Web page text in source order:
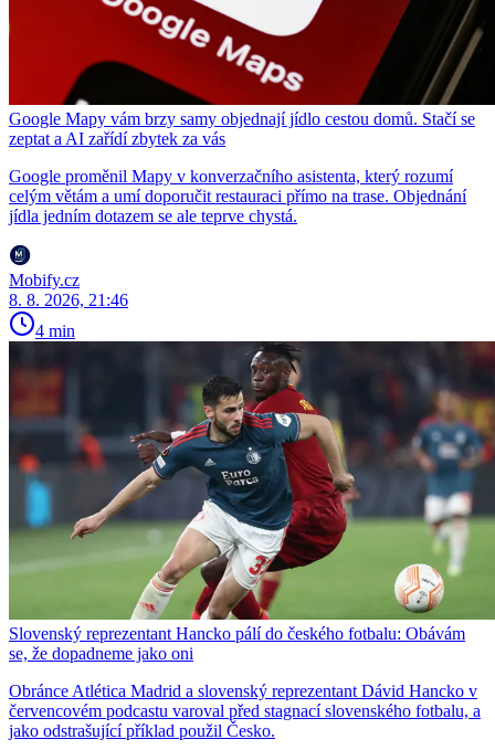
Google Mapy vám brzy samy objednají jídlo cestou domů. Stačí se
zeptat a AI zařídí zbytek za vás
Google proměnil Mapy v konverzačního asistenta, který rozumí
celým větám a umí doporučit restauraci přímo na trase. Objednání
jídla jedním dotazem se ale teprve chystá.
Mobify.cz
8. 8. 2026, 21:46
4 min
Slovenský reprezentant Hancko pálí do českého fotbalu: Obávám
se, že dopadneme jako oni
Obránce Atlética Madrid a slovenský reprezentant Dávid Hancko v
červencovém podcastu varoval před stagnací slovenského fotbalu, a
jako odstrašující příklad použil Česko.